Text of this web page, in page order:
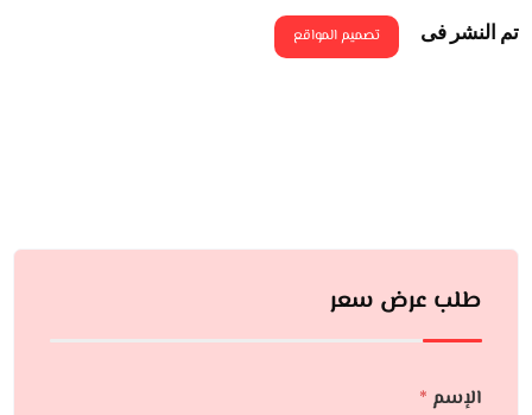
تم النشر فى تصميم المواقع
طلب عرض سعر
الإسم *